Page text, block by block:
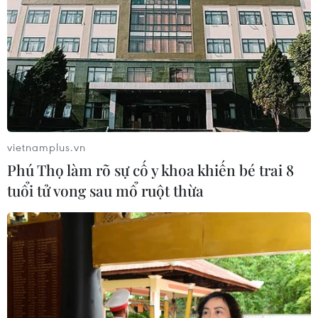
Damascus khiến 2 người chết và 13
người bị thương
07/08/2026 00:50
Ớt nhập khẩu từ Mexico khiến hàng
trăm người tiêu dùng Mỹ nhiễm
khuẩn Salmonella
07/08/2026 00:43
Bánh xèo tôm nhảy - món ăn phải
thử khi đến Quy Nhơn
07/08/2026 00:00
Chưa có bằng chứng truyền máu trẻ
vietnamplus.vn
Phú Thọ làm rõ sự cố y khoa khiến bé trai 8
tuổi tử vong sau mổ ruột thừa